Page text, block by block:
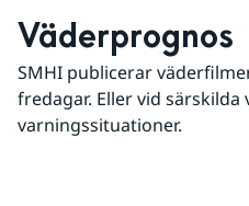
Väderprognos
SMHI publicerar
fredagar. Eller vid särskilda
varningssituationer.